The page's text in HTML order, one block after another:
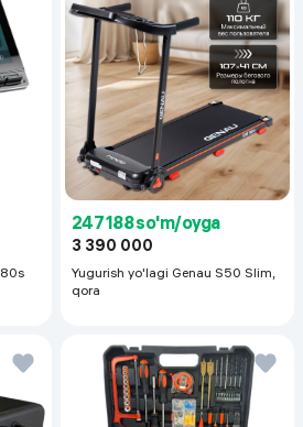
247 188 so'm/oyga
3 390 000
Yugurish yo'lagi Genau S50 Slim,
qora